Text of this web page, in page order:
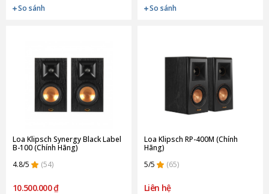
So sánh So sánh
Loa Klipsch Synergy Black Label
B-100 (Chính Hãng)
4.8/5
(54)
10.500.000 ₫
Loa Klipsch RP-400M (Chính
Hãng)
5/5
(65)
Liên hệ